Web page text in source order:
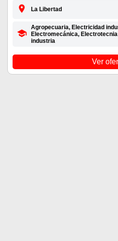
La Libertad
Agropecuaria, Electricidad
Electromecánica,
industria
Ver